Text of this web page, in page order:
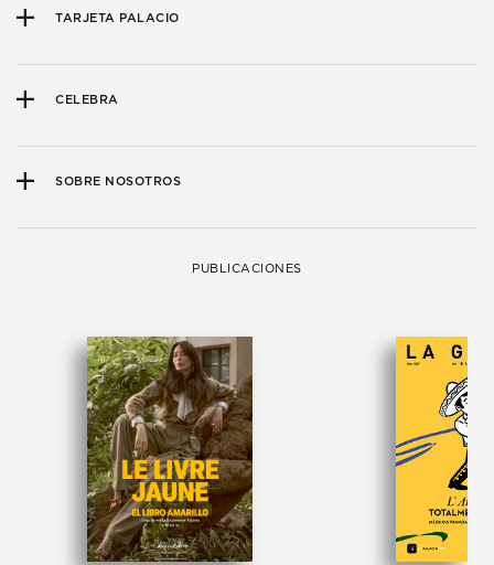
TARJETA PALACIO
CELEBRA
SOBRE NOSOTROS
PUBLICACIONES